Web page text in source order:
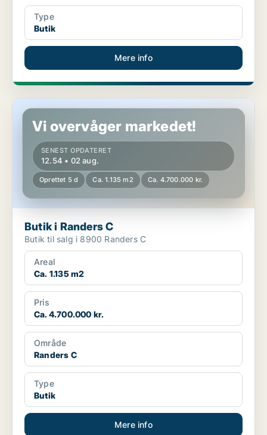
Type
Butik
Mere info
Butik i Randers C
Vi overvåger markedet!
SENEST OPDATERET
12.54 • 02 aug.
Oprettet 5 d Ca. 1.135 m2 Ca. 4.700.000 kr.
Butik i Randers C
Butik til salg i 8900 Randers C
Areal
Ca. 1.135 m2
Pris
Ca. 4.700.000 kr.
Område
Randers C
Type
Butik
Mere info